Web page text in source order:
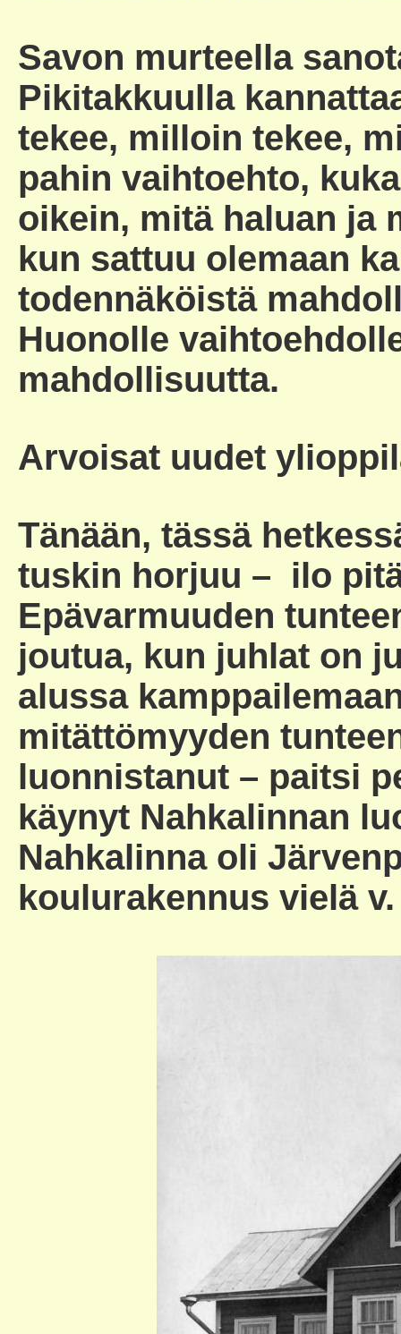
Savon murteella
Pikitakkuulla
tekee, milloin tekee,
pahin vaihtoehto,
oikein, mitä haluan ja
kun sattuu olemaan
todennäköistä
Huonolle
mahdollisuutta.
Arvoisat uudet
Tänään, tässä
tuskin horjuu – ilo
Epävarmuuden
joutua, kun juhlat on
alussa
mitättömyyden
luonnistanut – paitsi
käynyt Nahkalinnan
Nahkalinna oli
koulurakennus vielä v.